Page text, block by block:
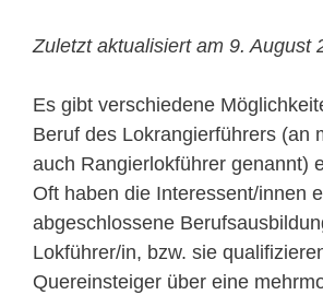
Zuletzt aktualisiert am 9. August
Es gibt verschiedene
Beruf des Lokrangierführers (an
auch Rangierlokführer genannt)
Oft haben die Interessent/innen
abgeschlossene
Lokführer/in, bzw. sie
Quereinsteiger über eine